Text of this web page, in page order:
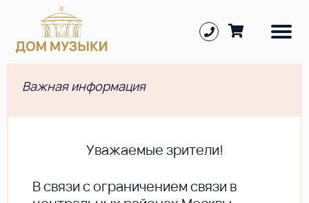
Важная информация
Уважаемые зрители!
В cвязи с ограничением связи в